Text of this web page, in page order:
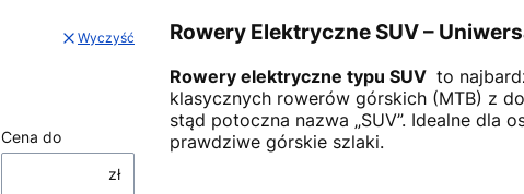
Wyczyść
Cena do
zł
Rowery Elektryczne SUV –
Rowery elektryczne typu SUV to
klasycznych rowerów górskich (MTB) z
stąd potoczna nazwa „SUV”. Idealne dla
prawdziwe górskie szlaki.